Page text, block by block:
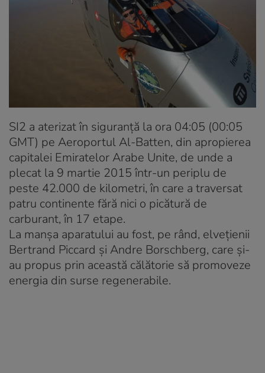
SI2 a aterizat în siguranță la ora 04:05 (00:05
GMT) pe Aeroportul Al-Batten, din apropierea
capitalei Emiratelor Arabe Unite, de unde a
plecat la 9 martie 2015 într-un periplu de
peste 42.000 de kilometri, în care a traversat
patru continente fără nici o picătură de
carburant, în 17 etape.
La manșa aparatului au fost, pe rând, elvețienii
Bertrand Piccard și Andre Borschberg, care și-
au propus prin această călătorie să promoveze
energia din surse regenerabile.